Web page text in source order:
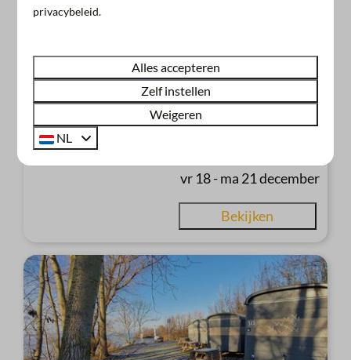
5
2
Gratis parkeren
Huisdieren welkom
Prive badkamer
Pelletkachel
vr 18 - ma 21 december
Bekijken
privacybeleid.
Alles accepteren
Zelf instellen
Weigeren
NL